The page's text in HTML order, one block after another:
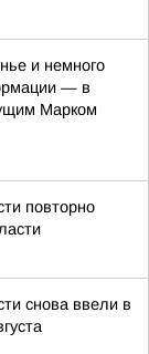
и немного
— в
Марком
повторно
снова ввели в